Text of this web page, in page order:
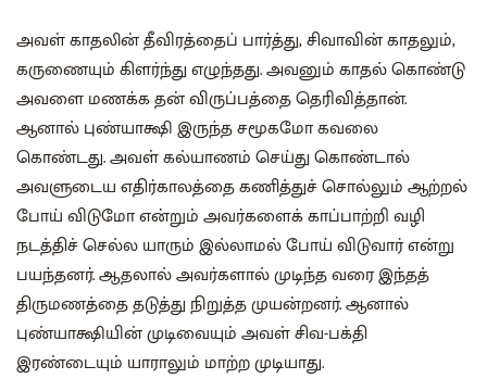
அவள் காதலின் தீவிரத்தைப் பார்த்து, சிவாவின் காதலும்,
கருணையும் கிளர்ந்து எழுந்தது. அவனும் காதல் கொண்டு
அவளை மணக்க தன் விருப்பத்தை தெரிவித்தான்.
ஆனால் புண்யாக்ஷி இருந்த சமூகமோ கவலை
கொண்டது. அவள் கல்யாணம் செய்து கொண்டால்
அவளுடைய எதிர்காலத்தை கணித்துச் சொல்லும் ஆற்றல்
போய் விடுமோ என்றும் அவர்களைக் காப்பாற்றி வழி
நடத்திச் செல்ல யாரும் இல்லாமல் போய் விடுவார் என்று
பயந்தனர். ஆதலால் அவர்களால் முடிந்த வரை இந்தத்
திருமணத்தை தடுத்து நிறுத்த முயன்றனர். ஆனால்
புண்யாக்ஷியின் முடிவையும் அவள் சிவ-பக்தி
இரண்டையும் யாராலும் மாற்ற முடியாது.